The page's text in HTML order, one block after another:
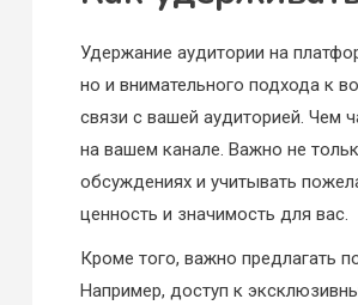
Удержание аудитории на
но и внимательного подхода к
связи с вашей аудиторией. Чем
на вашем канале. Важно не
обсуждениях и учитывать
ценность и значимость для вас.
Кроме того, важно предлагать
Например, доступ к